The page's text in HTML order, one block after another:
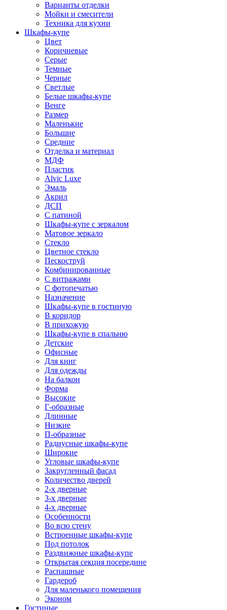
Варианты отделки
Мойки и смесители
Техника для кухни
Шкафы-купе
Цвет
Коричневые
Серые
Темные
Черные
Светлые
Белые шкафы-купе
Венге
Размер
Маленькие
Большие
Средние
Отделка и материал
МДФ
Пластик
Alvic Luxe
Эмаль
Акрил
ДСП
С патиной
Шкафы-купе с зеркалом
Матовое зеркало
Стекло
Цветное стекло
Пескоструй
Комбинированные
С витражами
С фотопечатью
Назначение
Шкафы-купе в гостиную
В коридор
В прихожую
Шкафы-купе в спальню
Детские
Офисные
Для книг
Для одежды
На балкон
Форма
Высокие
Г-образные
Длинные
Низкие
П-образные
Радиусные шкафы-купе
Широкие
Угловые шкафы-купе
Закругленный фасад
Количество дверей
2-х дверные
3-х дверные
4-х дверные
Особенности
Во всю стену
Встроенные шкафы-купе
Под потолок
Раздвижные шкафы-купе
Открытая секция посередине
Распашные
Гардероб
Для маленького помещения
Эконом
Гостиные